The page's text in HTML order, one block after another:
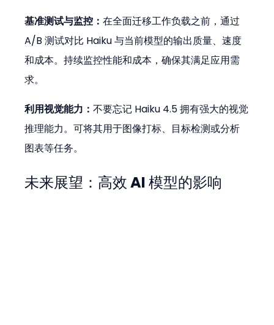
基准测试与监控：在全面迁移工作负载之前，通过
A/B 测试对比 Haiku 与当前模型的输出质量、速度
和成本。持续监控性能和成本，确保其满足应用需
求。
利用视觉能力：不要忘记 Haiku 4.5 拥有强大的视觉
推理能力。可将其用于图像打标、目标检测或分析
图表等任务。
未来展望：高效 AI 模型的影响